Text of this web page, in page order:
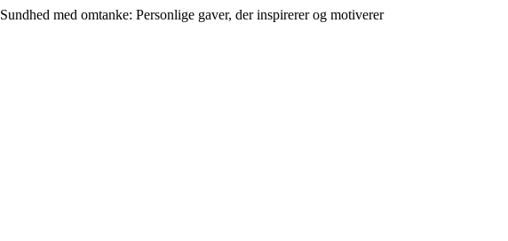
Sundhed med omtanke: Personlige gaver, der inspirerer og motiverer